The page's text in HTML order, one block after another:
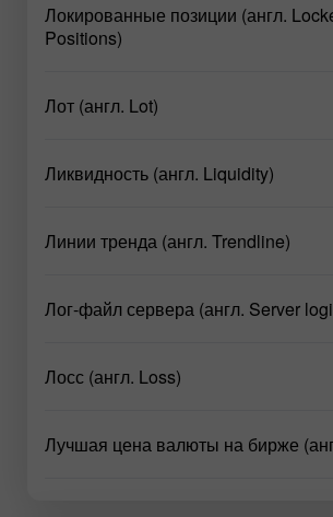
Локированные позиции (англ.
Positions)
Лот (англ. Lot)
Ликвидность (англ. Liquidity)
Линии тренда (англ. Trendline)
Лог-файл сервера (англ. Server
Лосс (англ. Loss)
Лучшая цена валюты на бирже